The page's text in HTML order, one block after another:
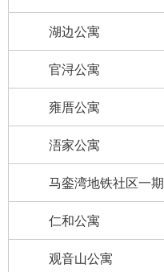
湖边公寓
官浔公寓
雍厝公寓
浯家公寓
马銮湾地铁社区一期
仁和公寓
观音山公寓